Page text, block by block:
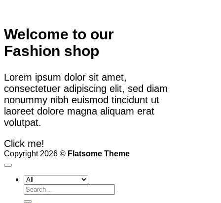
Welcome to our
Fashion shop
Lorem ipsum dolor sit amet,
consectetuer adipiscing elit, sed diam
nonummy nibh euismod tincidunt ut
laoreet dolore magna aliquam erat
volutpat.
Click me!
Copyright 2026 © Flatsome Theme
Search
for: